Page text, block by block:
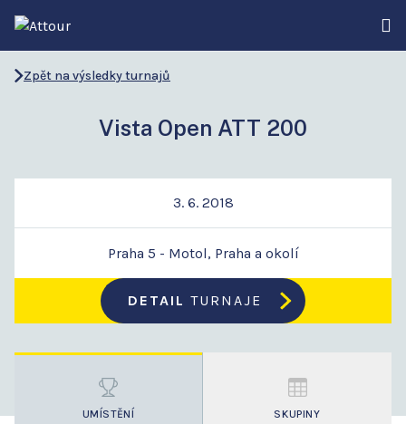
Zpět na výsledky turnajů
Vista Open ATT 200
3. 6. 2018
Praha 5 - Motol, Praha a okolí
DETAIL TURNAJE
UMÍSTĚNÍ SKUPINY